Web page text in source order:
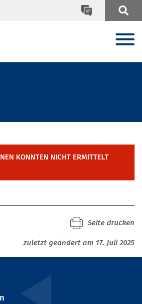
KONNTEN NICHT ERMITTELT
zuletzt geändert am 17. Juli 2025
Seite drucken